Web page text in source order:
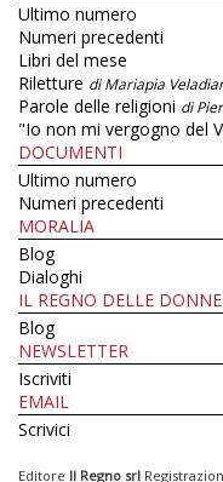
Ultimo numero
Numeri precedenti
Libri del mese
Riletture di Mariapia
Parole delle religioni di
"Io non mi vergogno del
DOCUMENTI
Ultimo numero
Numeri precedenti
MORALIA
Blog
Dialoghi
IL REGNO DELLE DONNE
Blog
NEWSLETTER
Iscriviti
EMAIL
Scrivici
Editore Il Regno srl